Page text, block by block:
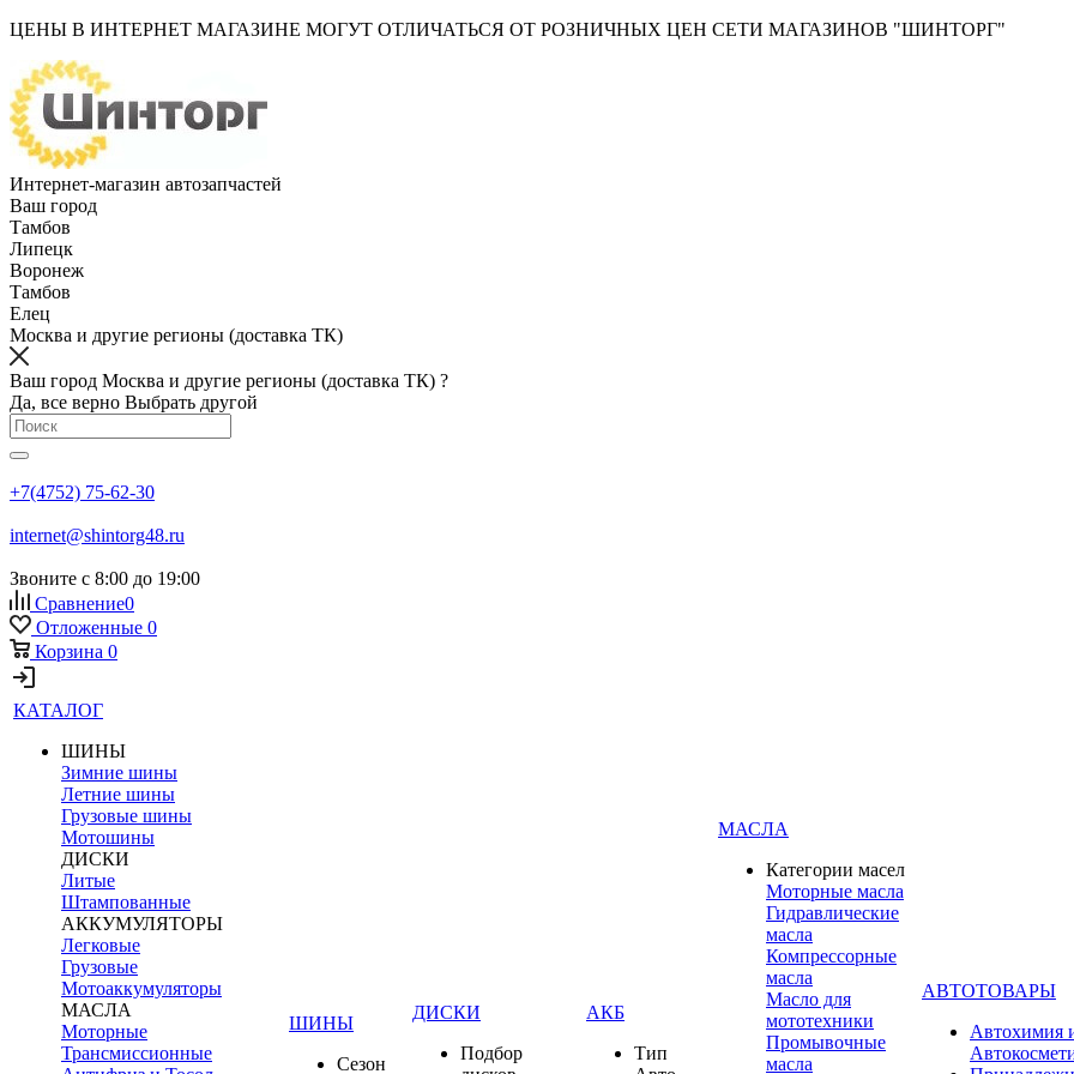
ЦЕНЫ В ИНТЕРНЕТ МАГАЗИНЕ МОГУТ ОТЛИЧАТЬСЯ ОТ РОЗНИЧНЫХ ЦЕН СЕТИ МАГАЗИНОВ "ШИНТОРГ"
Интернет-магазин автозапчастей
Ваш город
Тамбов
Липецк
Воронеж
Тамбов
Елец
Москва и другие регионы (доставка ТК)
Ваш город Москва и другие регионы (доставка ТК) ?
Да, все верно Выбрать другой
+7(4752) 75-62-30
internet@shintorg48.ru
Звоните с 8:00 до 19:00
Сравнение0
Отложенные 0
Корзина 0
КАТАЛОГ
ШИНЫ
Зимние шины
Летние шины
Грузовые шины
Мотошины
ДИСКИ
Литые
Штампованные
АККУМУЛЯТОРЫ
Легковые
Грузовые
Мотоаккумуляторы
МАСЛА
Моторные
Трансмиссионные
ШИНЫ
Сезон
ДИСКИ
Подбор
АКБ
Тип
МАСЛА
Категории масел
Моторные масла
Гидравлические
масла
Компрессорные
масла
Масло для
мототехники
Промывочные
масла
АВТОТОВАРЫ
Автохимия